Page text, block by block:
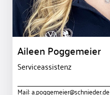
Aileen Poggemeier
Serviceassistenz
Mail:a.poggemeier@schnieder.de